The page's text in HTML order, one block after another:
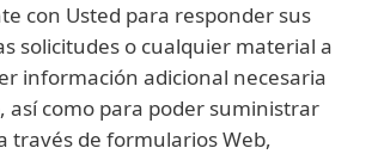
con Usted para responder sus
solicitudes o cualquier material a
información adicional necesaria
así como para poder suministrar
través de formularios Web,